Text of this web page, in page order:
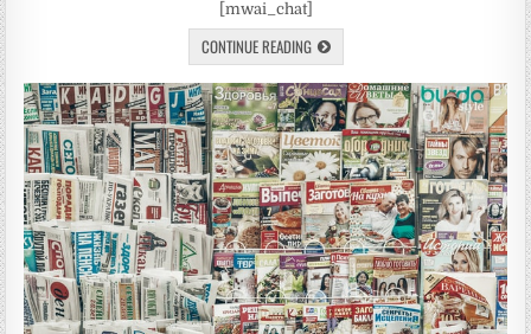
[mwai_chat]
CONTINUE READING